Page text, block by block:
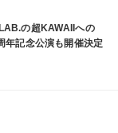
の超KAWAIIへの
年記念公演も開催決定